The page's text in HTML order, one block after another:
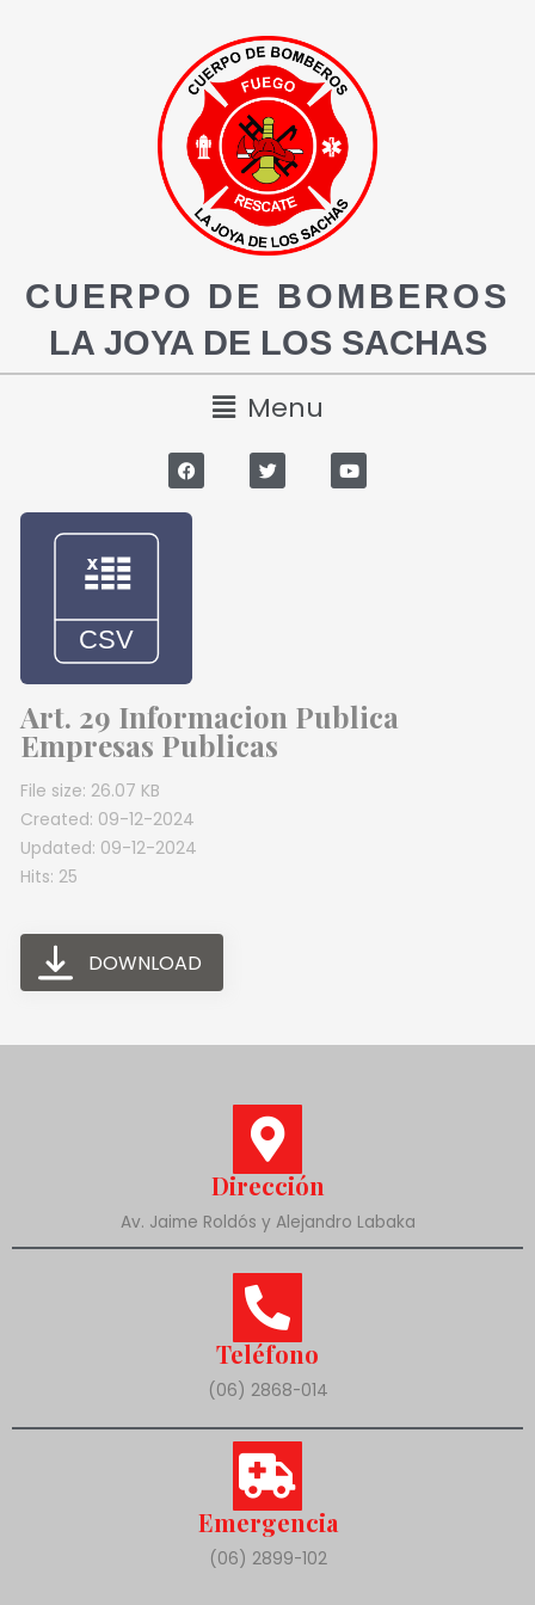
CUERPO DE BOMBEROS
LA JOYA DE LOS SACHAS
Menu
Art. 29 Informacion Publica
Empresas Publicas
File size: 26.07 KB
Created: 09-12-2024
Updated: 09-12-2024
Hits: 25
DOWNLOAD
Dirección
Av. Jaime Roldós y Alejandro Labaka
Teléfono
(06) 2868-014
Emergencia
(06) 2899-102